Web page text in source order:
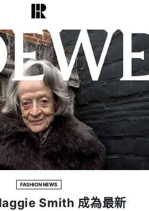
FASHION NEWS
Smith 成為最新